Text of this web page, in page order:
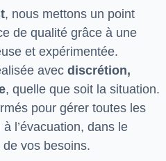
, nous mettons un point
de qualité grâce à une
et expérimentée.
avec discrétion,
, quelle que soit la situation.
pour gérer toutes les
à l’évacuation, dans le
vos besoins.